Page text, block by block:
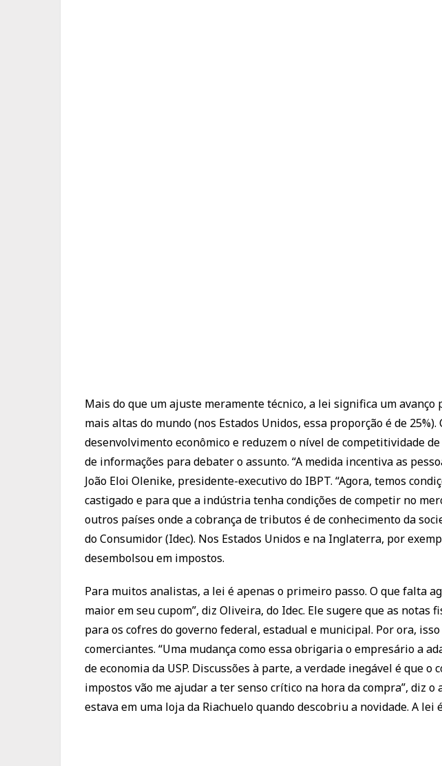
Mais do que um ajuste meramente técnico, a lei significa um
mais altas do mundo (nos Estados Unidos, essa proporção é de
desenvolvimento econômico e reduzem o nível de competitividade
de informações para debater o assunto. “A medida incentiva as
João Eloi Olenike, presidente-executivo do IBPT. “Agora, temos
castigado e para que a indústria tenha condições de competir no
outros países onde a cobrança de tributos é de conhecimento da
do Consumidor (Idec). Nos Estados Unidos e na Inglaterra, por
desembolsou em impostos.
Para muitos analistas, a lei é apenas o primeiro passo. O que falta
maior em seu cupom”, diz Oliveira, do Idec. Ele sugere que as
para os cofres do governo federal, estadual e municipal. Por ora,
comerciantes. “Uma mudança como essa obrigaria o empresário a
de economia da USP. Discussões à parte, a verdade inegável é que
impostos vão me ajudar a ter senso crítico na hora da compra”, diz
estava em uma loja da Riachuelo quando descobriu a novidade. A